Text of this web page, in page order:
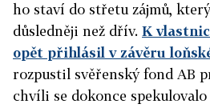
ho staví do střetu zájmů,
důsledněji než dřív. K
opět přihlásil v závěru
rozpustil svěřenský fond AB
chvíli se dokonce